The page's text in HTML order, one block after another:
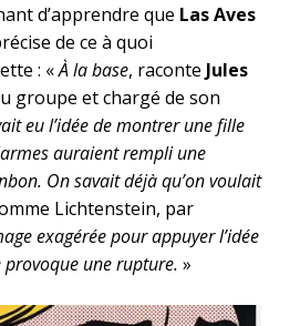
d’apprendre que Las Aves
de ce à quoi
: «À la base, raconte Jules
groupe et chargé de son
eu l’idée de montrer une fille
auraient rempli une
On savait déjà qu’on voulait
Lichtenstein, par
exagérée pour appuyer l’idée
une rupture. »